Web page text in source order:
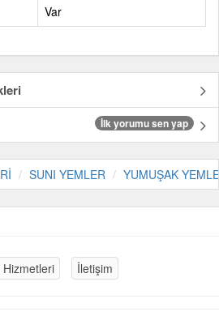
Var
İlk yorumu sen yap
SUNI YEMLER YUMUŞAK
İletişim